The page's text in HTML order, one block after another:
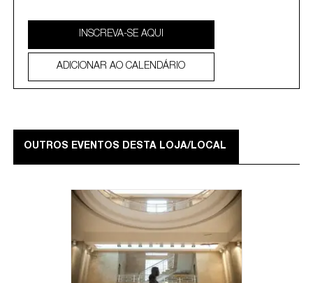
INSCREVA-SE AQUI
ADICIONAR AO CALENDÁRIO
OUTROS EVENTOS DESTA LOJA/LOCAL